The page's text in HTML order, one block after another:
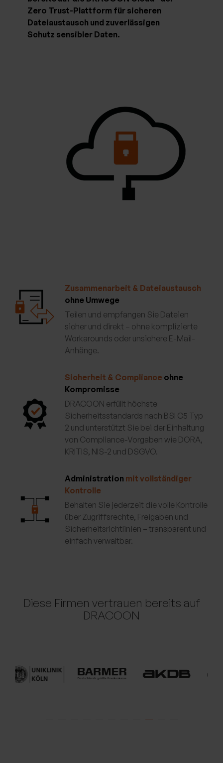
Zero Trust-Plattform für sicheren
Dateiaustausch und zuverlässigen
Schutz sensibler Daten.
Zusammenarbeit & Dateiaustausch
ohne Umwege
Teilen und empfangen Sie Dateien
sicher und direkt – ohne komplizierte
Workarounds oder unsichere E-Mail-
Anhänge.
Sicherheit & Compliance ohne
Kompromisse
DRACOON erfüllt höchste
Sicherheitsstandards nach BSI C5 Typ
2 und unterstützt Sie bei der Einhaltung
von Compliance-Vorgaben wie DORA,
KRITIS, NIS-2 und DSGVO.
Administration mit vollständiger
Kontrolle
Behalten Sie jederzeit die volle Kontrolle
über Zugriffsrechte, Freigaben und
Sicherheitsrichtlinien – transparent und
einfach verwaltbar.
Diese Firmen vertrauen bereits auf
DRACOON